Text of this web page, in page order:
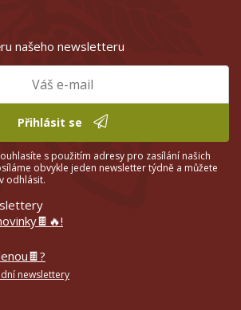
našeho newsletteru
Přihlásit se
s použitím adresy pro zasílání našich
obvykle jeden newsletter týdně a můžete
odhlásit.
newslettery